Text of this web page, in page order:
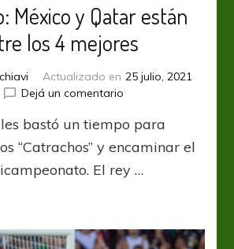
México y Qatar están
los 4 mejores
Actualizado en 25 julio, 2021
Dejá un comentarioen
Cup:
México
Qatar
4
bastó un tiempo para
“Catrachos” y encaminar el
El rey …